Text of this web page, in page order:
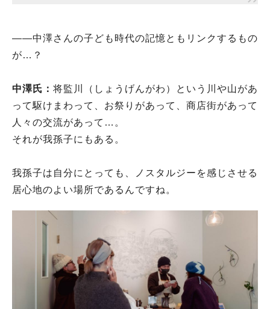
――中澤さんの子ども時代の記憶ともリンクするもの
が…？
中澤氏： 将監川（しょうげんがわ）という川や山があ
って駆けまわって、お祭りがあって、商店街があって
人々の交流があって…。
それが我孫子にもある。
我孫子は自分にとっても、ノスタルジーを感じさせる
居心地のよい場所であるんですね。
人気のキーワード
#カフェ#スイーツ#パン #カレー#柏駅